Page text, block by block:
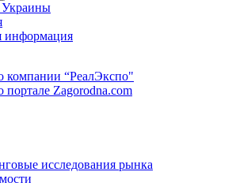
информация
компании “РеалЭкспо"
Zagorodna.com
исследования рынка